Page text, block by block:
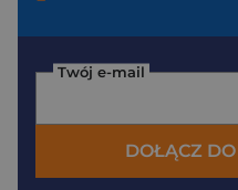
Twój e-mail
DOŁĄCZ